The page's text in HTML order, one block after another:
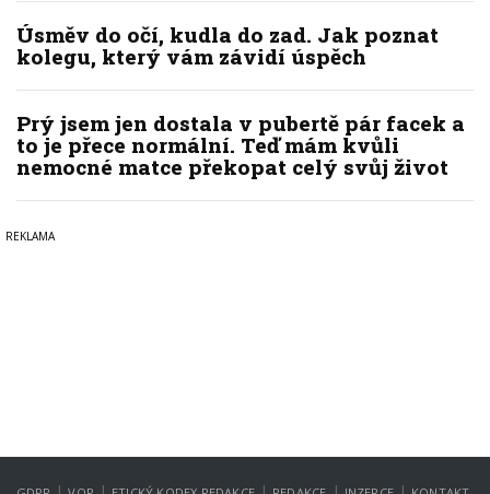
Úsměv do očí, kudla do zad. Jak poznat
kolegu, který vám závidí úspěch
Prý jsem jen dostala v pubertě pár facek a
to je přece normální. Teď mám kvůli
nemocné matce překopat celý svůj život